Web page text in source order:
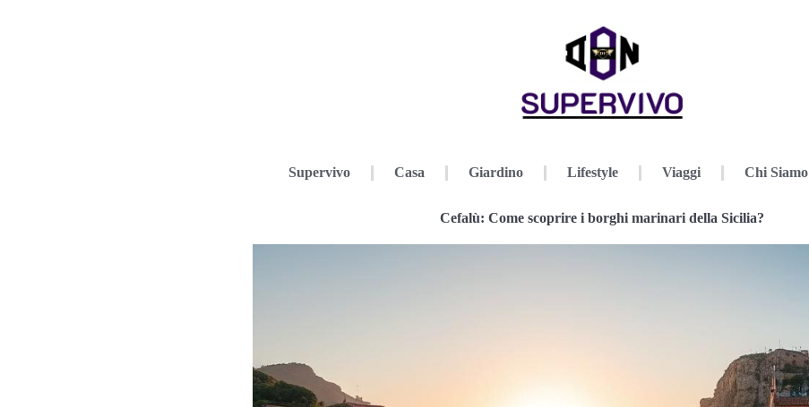
Supervivo Casa Giardino Lifestyle Viaggi Chi Siamo
Cefalù: Come scoprire i borghi marinari della Sicilia?